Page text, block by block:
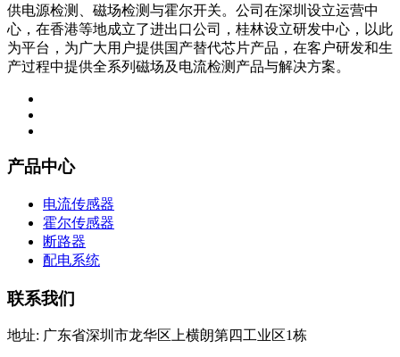
供电源检测、磁场检测与霍尔开关。公司在深圳设立运营中
心，在香港等地成立了进出口公司，桂林设立研发中心，以此
为平台，为广大用户提供国产替代芯片产品，在客户研发和生
产过程中提供全系列磁场及电流检测产品与解决方案。
产品中心
电流传感器
霍尔传感器
断路器
配电系统
联系我们
地址: 广东省深圳市龙华区上横朗第四工业区1栋